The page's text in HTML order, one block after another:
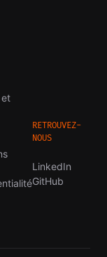
et
RETROUVEZ-
NOUS
LinkedIn
GitHub